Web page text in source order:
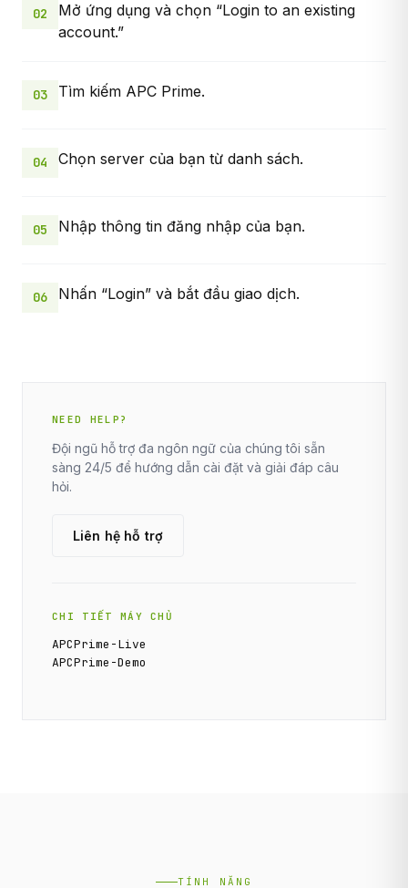
02
Mở ứng dụng và chọn “Login to an existing
account.”
03 Tìm kiếm APC Prime.
04 Chọn server của bạn từ danh sách.
05 Nhập thông tin đăng nhập của bạn.
06 Nhấn “Login” và bắt đầu giao dịch.
NEED HELP?
Đội ngũ hỗ trợ đa ngôn ngữ của chúng tôi sẵn
sàng 24/5 để hướng dẫn cài đặt và giải đáp câu
hỏi.
Liên hệ hỗ trợ
CHI TIẾT MÁY CHỦ
APCPrime-Live
APCPrime-Demo
TÍNH NĂNG